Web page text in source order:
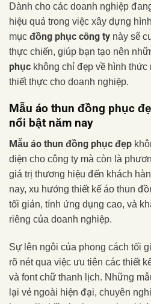
Dành cho các doanh nghiệp
hiệu quả trong việc xây dựng
mục đồng phục công ty này sẽ
thực chiến, giúp bạn tạo nên
phục không chỉ đẹp về hình
thiết thực cho doanh nghiệp.
Mẫu áo thun đồng phục
nổi bật năm nay
Mẫu áo thun đồng phục đẹp
diện cho công ty mà còn là
giá trị thương hiệu đến khách
nay, xu hướng thiết kế áo thun
tối giản, tính ứng dụng cao, và
riêng của doanh nghiệp.
Sự lên ngôi của phong cách tối
rõ nét qua việc ưu tiên các thiết
và font chữ thanh lịch. Những
lại vẻ ngoài hiện đại, chuyên